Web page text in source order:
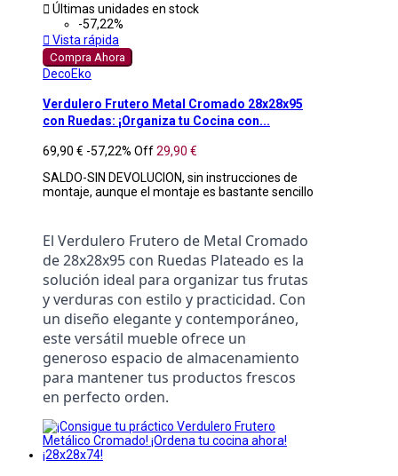
 Últimas unidades en stock
-57,22%
 Vista rápida
Compra Ahora
DecoEko
Verdulero Frutero Metal Cromado 28x28x95
con Ruedas: ¡Organiza tu Cocina con...
69,90 € -57,22% Off29,90 €
SALDO-SIN DEVOLUCION, sin instrucciones de
montaje, aunque el montaje es bastante sencillo
El Verdulero Frutero de Metal Cromado
de 28x28x95 con Ruedas Plateado es la
solución ideal para organizar tus frutas
y verduras con estilo y practicidad. Con
un diseño elegante y contemporáneo,
este versátil mueble ofrece un
generoso espacio de almacenamiento
para mantener tus productos frescos
en perfecto orden.